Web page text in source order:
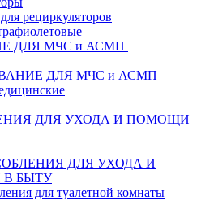
рециркуляторов
ДЛЯ МЧС и АСМП
ДЛЯ МЧС и АСМП
ДЛЯ УХОДА И ПОМОЩИ
ДЛЯ УХОДА И
БЫТУ
для туалетной комнаты